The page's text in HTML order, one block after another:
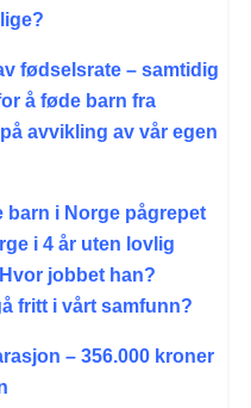
fødselsrate – samtidig
å føde barn fra
avvikling av vår egen
barn i Norge pågrepet
i 4 år uten lovlig
jobbet han?
fritt i vårt samfunn?
– 356.000 kroner